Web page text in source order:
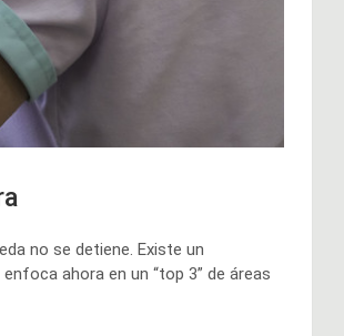
no se detiene. Existe un
ahora en un “top 3” de áreas